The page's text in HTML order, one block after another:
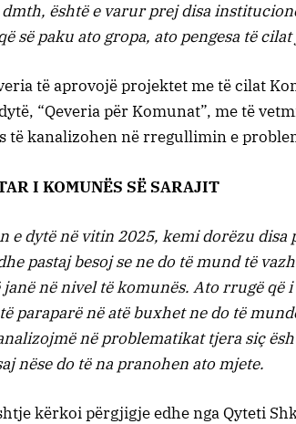
dmth, është e varur prej disa
së paku ato gropa, ato pengesa të
të aprovojë projektet me të cilat
“Qeveria për Komunat”, me të
të kanalizohen në rregullimin e
I KOMUNËS SË SARAJIT
e dytë në vitin 2025, kemi dorëzu disa
pastaj besoj se ne do të mund të
në nivel të komunës. Ato rrugë që
paraparë në atë buxhet ne do të
në problematikat tjera siç
nëse do të na pranohen ato mjete.
kërkoi përgjigje edhe nga Qyteti